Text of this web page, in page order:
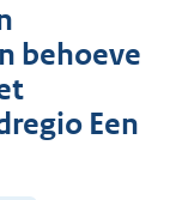
behoeve
Een